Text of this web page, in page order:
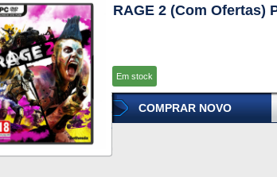
RAGE 2 (Com Ofertas)
Em stock
COMPRAR NOVO